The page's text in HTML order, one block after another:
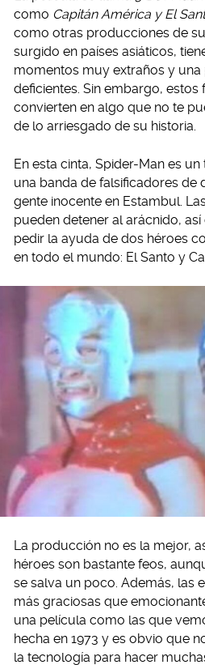
como Capitán América y El
como otras producciones de
surgido en países asiáticos,
momentos muy extraños y
deficientes. Sin embargo, estos
convierten en algo que no te
de lo arriesgado de su historia.
En esta cinta, Spider-Man es
una banda de falsificadores de
gente inocente en Estambul.
pueden detener al arácnido,
pedir la ayuda de dos héroes
en todo el mundo: El Santo y
La producción no es la mejor,
héroes son bastante feos,
se salva un poco. Además, las
más graciosas que
una película como las que
hecha en 1973 y es obvio que
la tecnología para hacer